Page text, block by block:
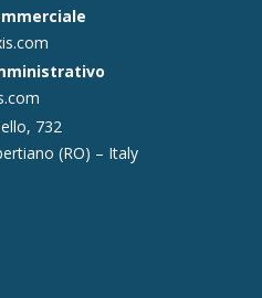
732
(RO) – Italy